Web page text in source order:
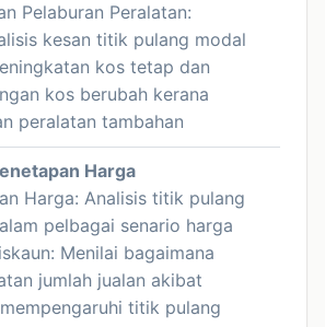
Pelaburan Peralatan:
kesan titik pulang modal
kos tetap dan
kos berubah kerana
peralatan tambahan
Harga
Harga: Analisis titik pulang
pelbagai senario harga
Menilai bagaimana
jumlah jualan akibat
titik pulang